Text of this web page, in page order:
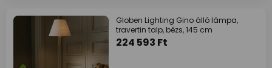
Globen Lighting Gino álló lámpa,
travertin talp, bézs, 145 cm
224 593 Ft